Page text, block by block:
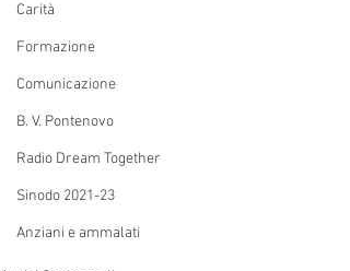
Carità
Formazione
Comunicazione
B. V. Pontenovo
Radio Dream Together
Sinodo 2021-23
Anziani e ammalati